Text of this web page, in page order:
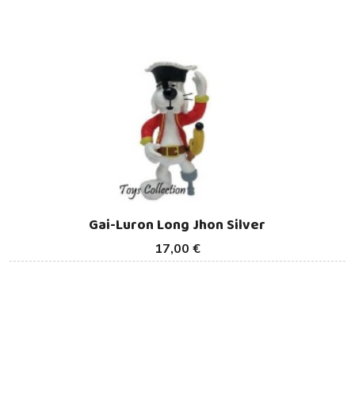
17,00 €
Gai-Luron Long Jhon Silver